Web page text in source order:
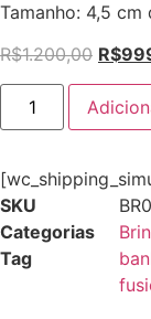
Tamanho: 4,5
R$1.200,00 R$
SKU
Categorias
Tag